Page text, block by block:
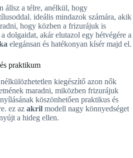
állsz a télre, anélkül, hogy
ideális mindazok számára, akik
hogy közben a frizurájuk is
dolgaidat, akár elutazol egy hétvégére a
elegánsan és hatékonyan kísér majd el.
praktikum
nélkülözhetetlen kiegészítő azon nők
maradni, miközben frizurájuk
köszönhetően praktikus és
ez az akril modell nagy könnyedséget
a hideg ellen.